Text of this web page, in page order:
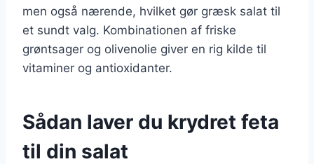
men også nærende, hvilket gør græsk salat til
et sundt valg. Kombinationen af friske
grøntsager og olivenolie giver en rig kilde til
vitaminer og antioxidanter.
Sådan laver du krydret feta
til din salat